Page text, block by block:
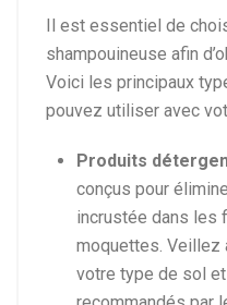
Il est essentiel de
shampouineuse afin
Voici les principaux
pouvez utiliser avec
Produits
conçus pour
incrustée dans les
moquettes. Veillez
votre type de sol